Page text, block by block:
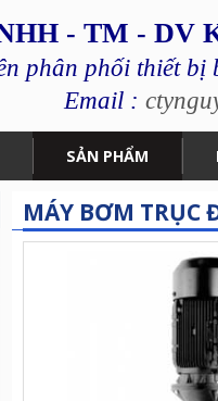
- TM - DV
phân phối thiết bị
Email :
SẢN PHẨM
MÁY BƠM TRỤC